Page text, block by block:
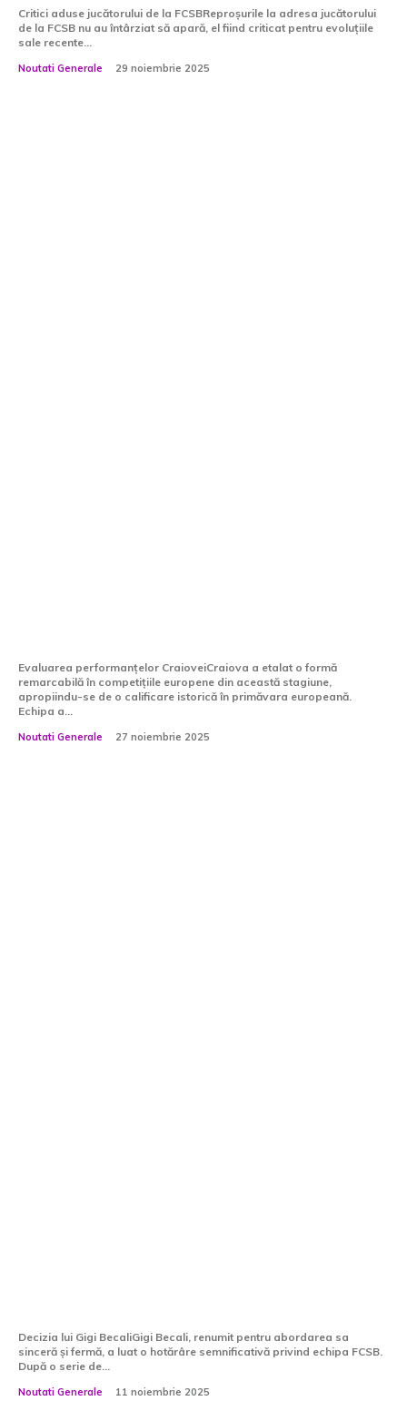
Critici aduse jucătorului de la FCSBReproșurile la adresa jucătorului
de la FCSB nu au întârziat să apară, el fiind criticat pentru evoluțiile
sale recente...
Noutati Generale 29 noiembrie 2025
Evaluarea performanțelor CraioveiCraiova a etalat o formă
remarcabilă în competițiile europene din această stagiune,
apropiindu-se de o calificare istorică în primăvara europeană.
Echipa a...
Noutati Generale 27 noiembrie 2025
Decizia lui Gigi BecaliGigi Becali, renumit pentru abordarea sa
sinceră și fermă, a luat o hotărâre semnificativă privind echipa FCSB.
După o serie de...
Noutati Generale 11 noiembrie 2025